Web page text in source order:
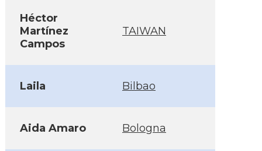
Héctor
Martí­nez
Campos
TAIWAN
Laila Bilbao
Aida Amaro Bologna